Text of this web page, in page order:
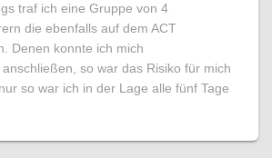
traf ich eine Gruppe von 4
die ebenfalls auf dem ACT
Denen konnte ich mich
so war das Risiko für mich
so war ich in der Lage alle fünf Tage